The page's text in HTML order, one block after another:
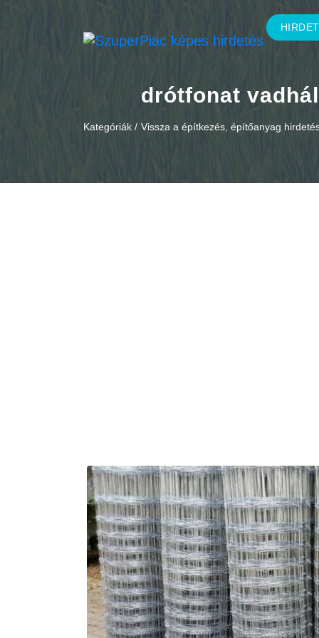
drótfonat
Kategóriák / Vissza a építkezés, építőanyag